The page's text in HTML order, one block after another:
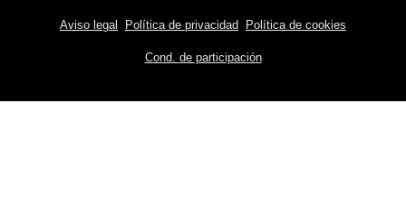
Aviso legal Política de privacidad Política de cookies
Cond. de participación